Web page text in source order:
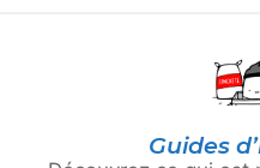
Guides